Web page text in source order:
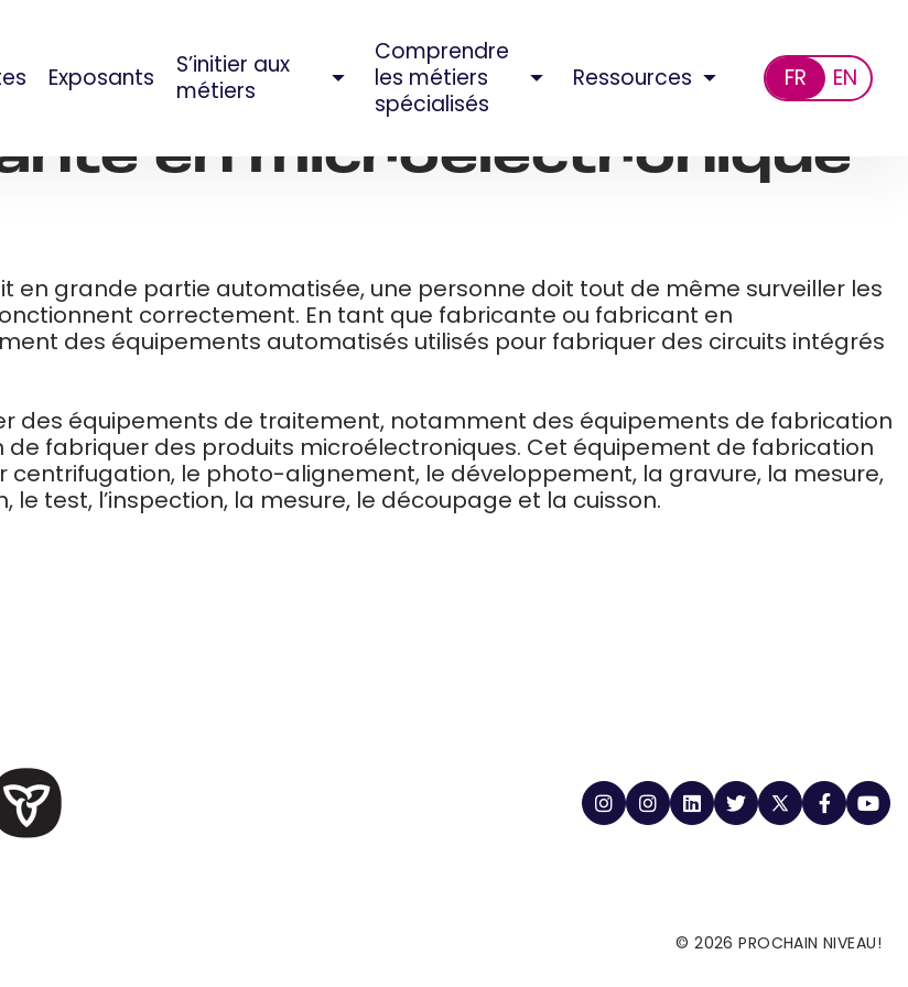
Exposants
S’initier aux
métiers
Comprendre
les métiers
spécialisés
Ressources FR EN
SEP 07, 2023
en microélectronique
en grande partie automatisée, une personne doit tout de même surveiller les
correctement. En tant que fabricante ou fabricant en
des équipements automatisés utilisés pour fabriquer des circuits intégrés
des équipements de traitement, notamment des équipements de fabrication
fabriquer des produits microélectroniques. Cet équipement de fabrication
le photo-alignement, le développement, la gravure, la mesure,
le test, l’inspection, la mesure, le découpage et la cuisson.
© 2026 PROCHAIN NIVEAU!